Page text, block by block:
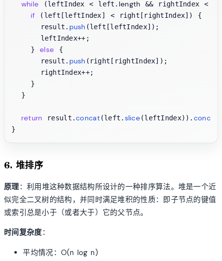
while (leftIndex < left. length && rightIndex <
if (left[leftIndex] < right[rightIndex]) {
      result.
push (left[leftIndex]);
      leftIndex++;
    }
else {
      result.
push (right[rightIndex]);
      rightIndex++;
    }
  }
return result.concat (left. slice (leftIndex)). concat
6. 堆排序
原理：利用堆这种数据结构所设计的一种排序算法。堆是一个近
似完全二叉树的结构，并同时满足堆积的性质：即子节点的键值
或索引总是小于（或者大于）它的父节点。
时间复杂度：
平均情况：O(n log n)